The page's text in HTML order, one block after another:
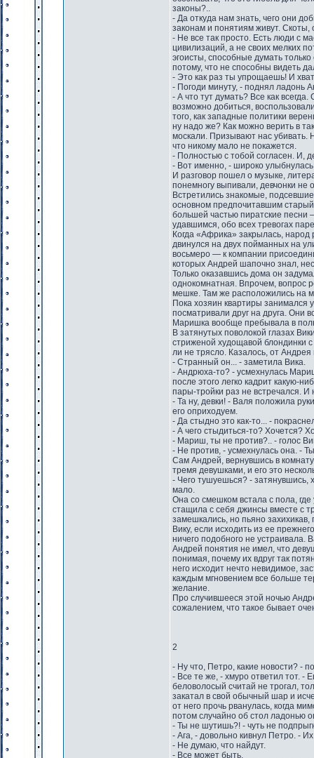
законы?..
- Да откуда нам знать, чего они
законам и понятиям живут. Скоты,
- Не все так просто. Есть люди с
цивилизаций, а не своих мелких
эгоисты, способные думать
потому, что не способны видеть
- Это как раз ты упрощаешь! И
- Погоди минуту, - поднял ладонь
- А что тут думать? Все как
возможно добиться,
того, как западные политики
ну надо же? Как можно верить в
москали. Призывают нас убивать.
что никому мало не покажется.
- Полностью с тобой согласен. И,
- Вот именно, - широко
И разговор пошел о музыке,
понемногу выпивали, девчонки
Встретились знакомые,
основном предпочитавшим
большей частью пиратские
удавшимся, обо всех тревогах
Когда «Африка» закрылась, народ
двинулся на двух пойманных на
восьмеро — к компании
которых Андрей шапочно знал,
Только оказавшись дома он
однокомнатная. Впрочем, вопрос
мешке. Там же расположились на
Пока хозяин квартиры занимался
посматривали друг на друга. Они
Маришка вообще пребывала в
В затянутых поволокой глазах
стриженой худощавой блондинки
ли не трясло. Казалось, от
- Странный он... - заметила Вика.
- Андрюха-то? - усмехнулась
после этого легко кадрит какую-
пары-тройки раз не встречался. И
- Та ну, девки! - Валя положила
его оприходуем.
- Да стыдно это как-то... -
- А чего стыдиться-то? Хочется?
- Мариш, ты не против?.. - голос
- Не против, - усмехнулась она. -
Сам Андрей, вернувшись в
тремя девушками, и его это
- Чего тушуешься? - затянувшись,
мало.
Она со смешком встала с пола,
стащила с себя джинсы вместе с
замешкались, но пьяно
Вику, если исходить из ее
ничего подобного не устраивала.
Андрей понятия не имел, что
понимая, почему их вдруг так
него исходит нечто невидимое,
каждым мгновением все больше
желание.
Про случившееся этой ночью
сожалением, что такое бывает
2
- Ну что, Петро, какие новости? -
- Все те же, - хмуро ответил тот. -
беловолосый считай не трогал,
закатал в свой обычный шар и
от него прочь рванулась, когда
потом случайно об стол ладонью
- Ты не шутишь?! - чуть не
- Ага, - довольно кивнул Петро. -
- Не думаю, что найдут.
- Все может быть.